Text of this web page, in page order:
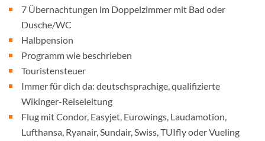
7 Übernachtungen im Doppelzimmer mit Bad oder
Dusche/WC
Halbpension
Programm wie beschrieben
Touristensteuer
Immer für dich da: deutschsprachige, qualifizierte
Wikinger-Reiseleitung
Flug mit Condor, Easyjet, Eurowings, Laudamotion,
Lufthansa, Ryanair, Sundair, Swiss, TUIfly oder Vueling